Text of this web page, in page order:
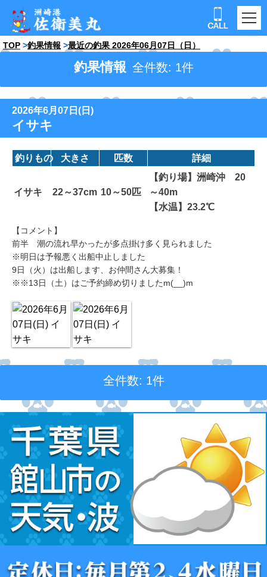
TOP 釣果情報 最近の釣果 2026年06月07日（日）
釣果情報 全件数: 1件
2026年6月07日(日)
イサキ
釣りもの 大きさ 匹数 詳細
イサキ 22～37cm 10～50匹
【釣り場】洲崎沖 20
～40m
【水温】23.2℃
【コメント】
前半 潮の流れ早かったが多点掛け多く見られました
※明日は予報悪く出船中止しました
9日（火）は出船します、お仲間さん大募集！
※※13日（土）はご予約締め切りましたm(__)m
全件数: 1件